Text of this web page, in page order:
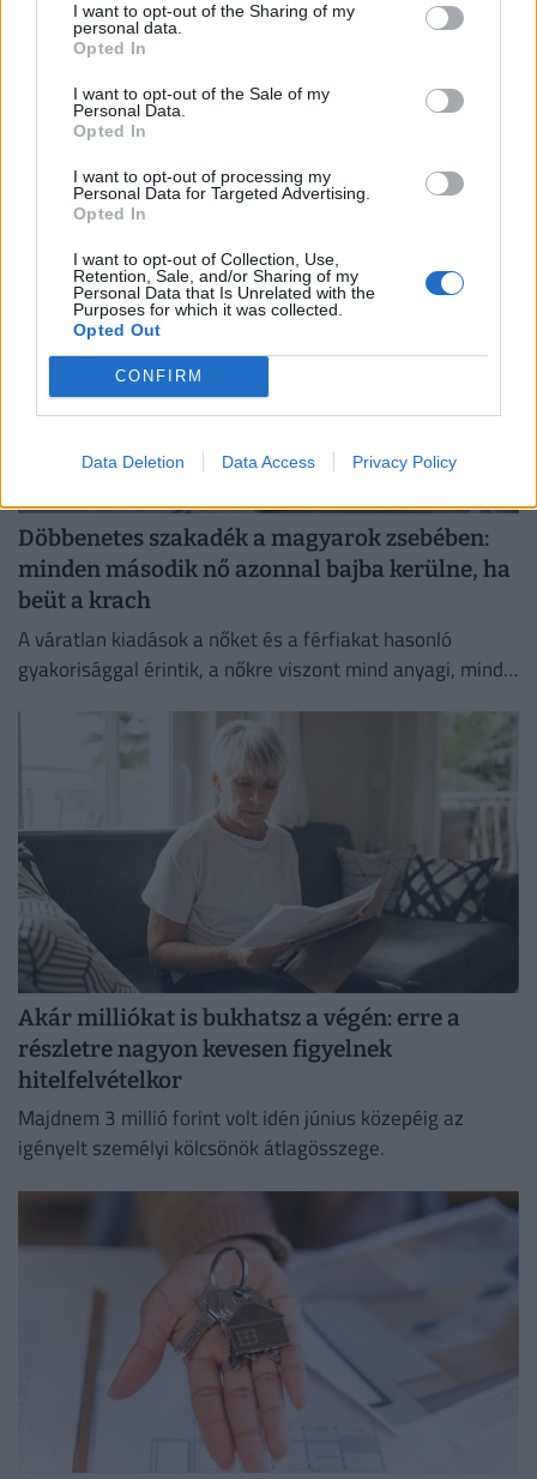
I want to opt-out of the Sharing of my
personal data.
Opted In
I want to opt-out of the Sale of my
Personal Data.
Opted In
I want to opt-out of processing my
Personal Data for Targeted Advertising.
Opted In
I want to opt-out of Collection, Use,
Retention, Sale, and/or Sharing of my
Personal Data that Is Unrelated with the
Purposes for which it was collected.
Opted Out
CONFIRM
Data Deletion Data Access Privacy Policy
Kegyetlen hidegzuhany érheti a magyar
lakáshiteleseket: rengeteg család kaphat nem
várt levelet a bankjától
több mint 200 ezer lakáshiteles törlesztőrészletének
emelkedését akadályozta meg.
Döbbenetes szakadék a magyarok zsebében:
minden második nő azonnal bajba kerülne, ha
beüt a krach
A váratlan kiadások a nőket és a férfiakat hasonló
gyakorisággal érintik, a nőkre viszont mind anyagi, mind
Akár milliókat is bukhatsz a végén: erre a
részletre nagyon kevesen figyelnek
hitelfelvételkor
Majdnem 3 millió forint volt idén június közepéig az
igényelt személyi kölcsönök átlagösszege.